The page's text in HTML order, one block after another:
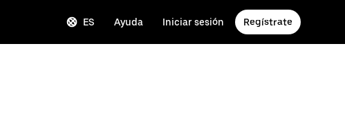
ES Ayuda Iniciar sesión Regístrate